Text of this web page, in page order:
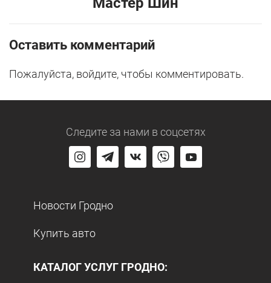
Оставить комментарий
Пожалуйста, войдите, чтобы комментировать.
Следите за нами в соцсетях
Новости Гродно
Купить авто
КАТАЛОГ УСЛУГ ГРОДНО: